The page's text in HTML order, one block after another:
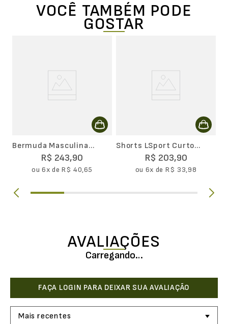
VOCÊ TAMBÉM PODE
GOSTAR
Bermuda Masculina
LSport Canelada 7
Pockets
R$ 243,90
ou6x deR$ 40,65
Shorts LSport Curto
RunningR$ 203,90
ou 6x de R$ 33,98
AVALIAÇÕES
Carregando…
Mais recentes